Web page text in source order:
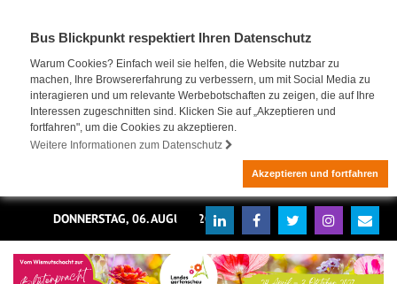
Bus Blickpunkt respektiert Ihren Datenschutz
Warum Cookies? Einfach weil sie helfen, die Website nutzbar zu
machen, Ihre Browsererfahrung zu verbessern, um mit Social Media zu
interagieren und um relevante Werbebotschaften zu zeigen, die auf Ihre
Interessen zugeschnitten sind. Klicken Sie auf „Akzeptieren und
fortfahren", um die Cookies zu akzeptieren.
Weitere Informationen zum Datenschutz
Akzeptieren und fortfahren
DONNERSTAG, 06. AUGUST 2026